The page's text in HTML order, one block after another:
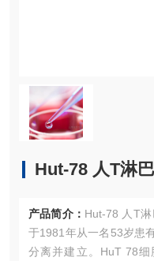
Hut-78 人T淋
产品简介： Hut-78 人T
于1981年从一名53岁患
分离并建立。HuT 78细